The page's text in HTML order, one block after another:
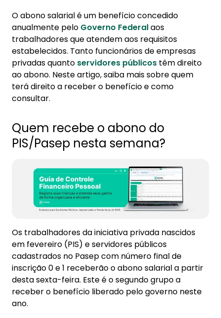
O abono salarial é um benefício concedido
anualmente pelo Governo Federalaos
trabalhadores que atendem aos requisitos
estabelecidos. Tanto funcionários de empresas
privadas quanto servidores públicos têm direito
ao abono. Neste artigo, saiba mais sobre quem
terá direito a receber o benefício e como
consultar.
Quem recebe o abono do
PIS/Pasep nesta semana?
Os trabalhadores da iniciativa privada nascidos
em fevereiro (PIS) e servidores públicos
cadastrados no Pasep com número final de
inscrição 0 e 1 receberão o abono salarial a partir
desta sexta-feira. Este é o segundo grupo a
receber o benefício liberado pelo governo neste
ano.